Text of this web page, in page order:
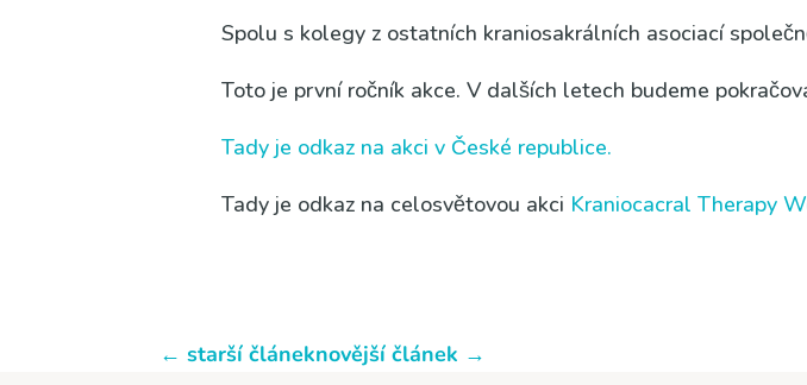
Spo­lu s kole­gy z ostat­ních kra­ni­o­sa­král­ních aso­ci­a­cí
Toto je prv­ní roč­ník akce. V dal­ších letech bude­me
Tady je odkaz na akci v Čes­ké repub­li­ce.
Tady je odkaz na celo­svě­to­vou akci Kra­ni­o­ca­cral The­ra­py
←starší článeknovější článek →